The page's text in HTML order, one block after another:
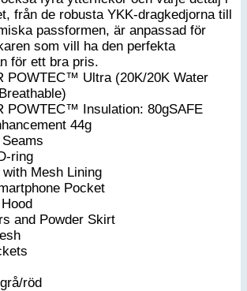
från de robusta YKK-dragkedjorna till
passformen, är anpassad för
som vill ha den perfekta
för ett bra pris.
POWTEC™ Ultra (20K/20K Water
POWTEC™ Insulation: 80gSAFE
44g
ring
Mesh Lining
Pocket
and Powder Skirt
röd